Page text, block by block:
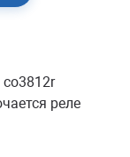
реле